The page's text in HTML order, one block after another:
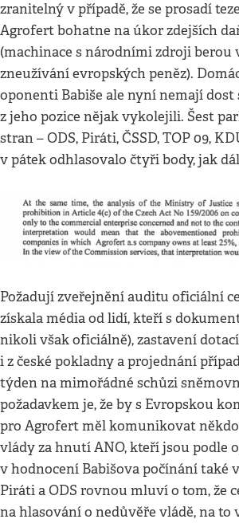
zranitelný v případě, že se prosadí
Agrofert bohatne na úkor zdejších
(machinace s národními zdroji berou
zneužívání evropských peněz).
oponenti Babiše ale nyní nemají dost
z jeho pozice nějak vykolejili. Šest
stran – ODS, Piráti, ČSSD, TOP 09,
v pátek odhlasovalo čtyři body, jak
Požadují zveřejnění auditu oficiální
získala média od lidí, kteří s
nikoli však oficiálně), zastavení
i z české pokladny a projednání
týden na mimořádné schůzi
požadavkem je, že by s Evropskou
pro Agrofert měl komunikovat
vlády za hnutí ANO, kteří jsou podle
v hodnocení Babišova počínání také
Piráti a ODS rovnou mluví o tom, že
na hlasování o nedůvěře vládě, na to